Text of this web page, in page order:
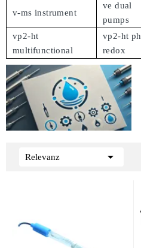
v-ms instrument
ve dual
pumps
vp2-ht
multifunctional
vp2-ht ph
redox
Relevanz 